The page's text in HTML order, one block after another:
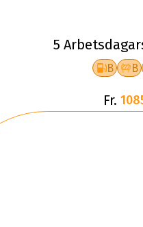
5
B B
Fr.